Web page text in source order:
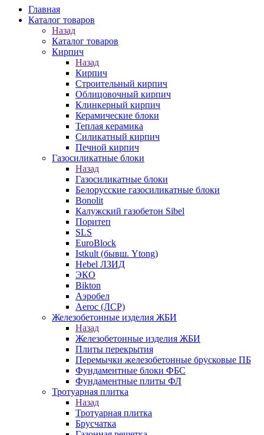
Главная
Каталог товаров
Назад
Каталог товаров
Кирпич
Назад
Кирпич
Строительный кирпич
Облицовочный кирпич
Клинкерный кирпич
Керамические блоки
Теплая керамика
Силикатный кирпич
Печной кирпич
Газосиликатные блоки
Назад
Газосиликатные блоки
Белорусские газосиликатные блоки
Bonolit
Калужский газобетон Sibel
Поритеп
SLS
EuroBlock
Istkult (бывш. Ytong)
Hebel ЛЗИД
ЭКО
Bikton
Аэробел
Aeroc (ЛСР)
Железобетонные изделия ЖБИ
Назад
Железобетонные изделия ЖБИ
Плиты перекрытия
Перемычки железобетонные брусковые ПБ
Фундаментные блоки ФБС
Фундаментные плиты ФЛ
Тротуарная плитка
Назад
Тротуарная плитка
Брусчатка